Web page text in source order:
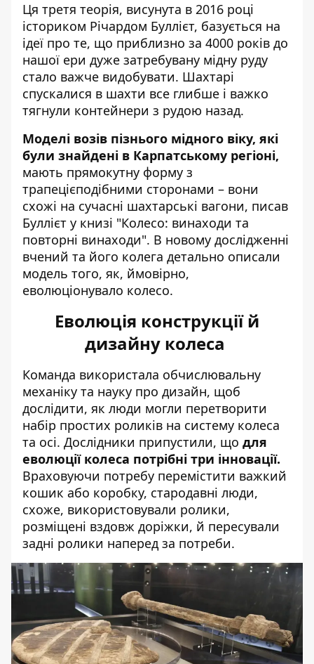
Ця третя теорія, висунута в 2016 році
істориком Річардом Буллієт, базується на
ідеї про те, що приблизно за 4000 років до
нашої ери дуже затребувану мідну руду
стало важче видобувати. Шахтарі
спускалися в шахти все глибше і важко
тягнули контейнери з рудою назад.
Моделі возів пізнього мідного віку, які
були знайдені в Карпатському регіоні,
мають прямокутну форму з
трапецієподібними сторонами – вони
схожі на сучасні шахтарські вагони, писав
Буллієт у книзі "Колесо: винаходи та
повторні винаходи". В новому дослідженні
вчений та його колега детально описали
модель того, як, ймовірно,
еволюціонувало колесо.
Еволюція конструкції й
дизайну колеса
Команда використала обчислювальну
механіку та науку про дизайн, щоб
дослідити, як люди могли перетворити
набір простих роликів на систему колеса
та осі. Дослідники припустили, що для
еволюції колеса потрібні три інновації.
Враховуючи потребу перемістити важкий
кошик або коробку, стародавні люди,
схоже, використовували ролики,
розміщені вздовж доріжки, й пересували
задні ролики наперед за потреби.